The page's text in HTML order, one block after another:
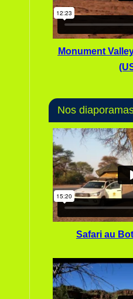
Monument
Nos
Safari au